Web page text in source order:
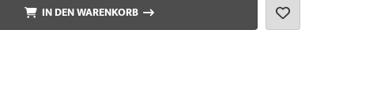
IN DEN WARENKORB